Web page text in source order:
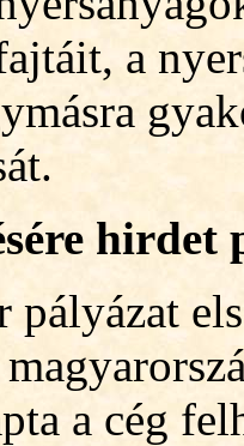
a
hirdet
pályázat
a cég